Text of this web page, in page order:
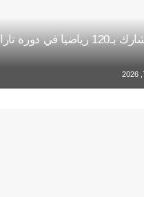
المغرب يشارك بـ120 رياضيا في دورة